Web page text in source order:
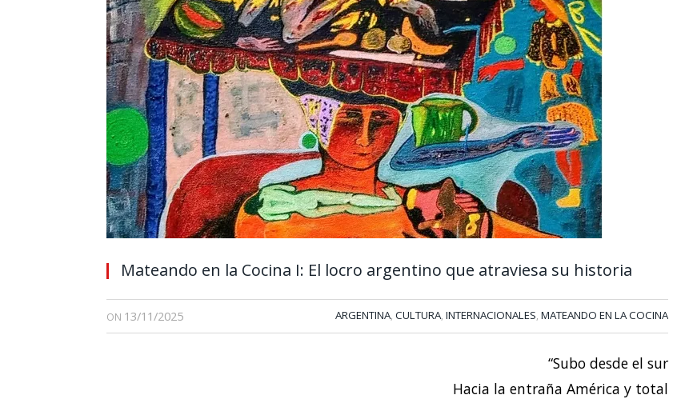
Mateando en la Cocina I: El locro argentino que atraviesa su historia
ON 13/11/2025 ARGENTINA, CULTURA, INTERNACIONALES, MATEANDO EN LA COCINA
“Subo desde el sur
Hacia la entraña América y total